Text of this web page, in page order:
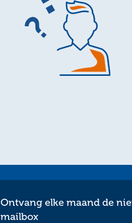
Ontvang elke maand de
mailbox